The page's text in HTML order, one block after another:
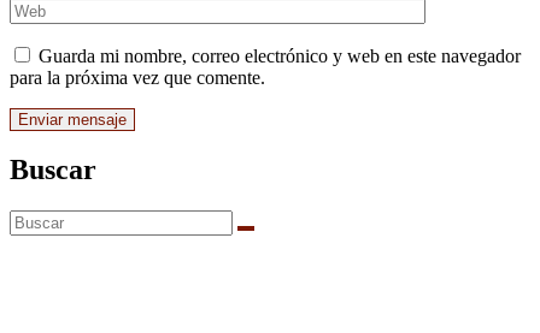
Guarda mi nombre, correo electrónico y web en este navegador
para la próxima vez que comente.
Buscar